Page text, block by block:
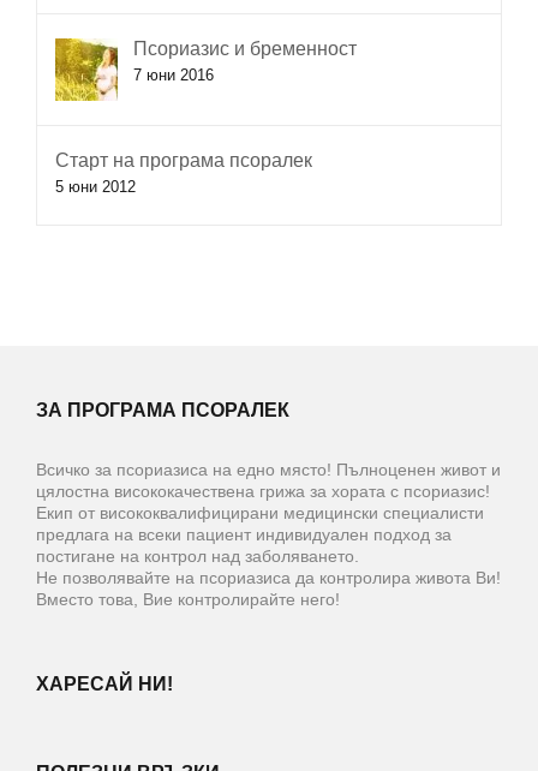
Псориазис и бременност
7 юни 2016
Старт на програма псоралек
5 юни 2012
ЗА ПРОГРАМА ПСОРАЛЕК
Всичко за псориазиса на едно място! Пълноценен живот и
цялостна висококачествена грижа за хората с псориазис!
Екип от висококвалифицирани медицински специалисти
предлага на всеки пациент индивидуален подход за
постигане на контрол над заболяването.
Не позволявайте на псориазиса да контролира живота Ви!
Вместо това, Вие контролирайте него!
ХАРЕСАЙ НИ!